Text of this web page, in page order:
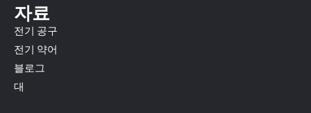
자료
전기 공구
전기 약어
블로그
대